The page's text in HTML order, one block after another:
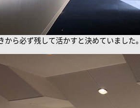
ら必ず残して活かすと決めていました。